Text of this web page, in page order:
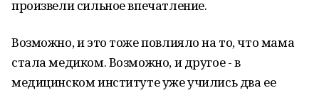
произвели сильное впечатление.
Возможно, и это тоже повлияло на то, что мама
стала медиком. Возможно, и другое - в
медицинском институте уже учились два ее